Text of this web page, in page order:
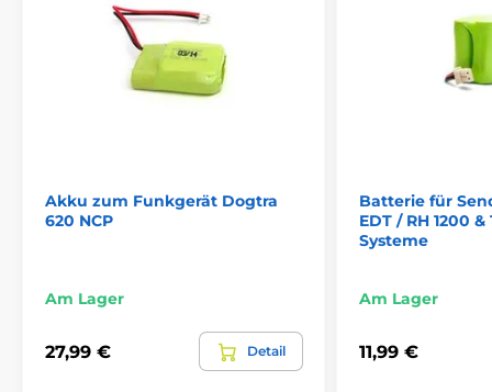
Akku zum Funkgerät Dogtra
620 NCP
Am Lager
27,99 € Detail
Batterie für
EDT / RH 1200
Systeme
Am Lager
11,99 €